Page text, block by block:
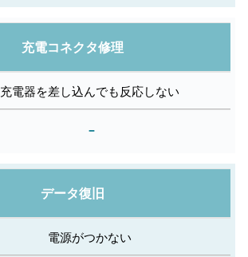
充電コネクタ修理
充電器を差し込んでも反応しない
–
データ復旧
電源がつかない